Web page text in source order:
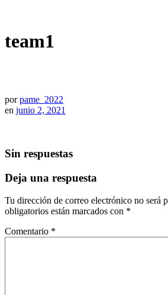
team1
porpame_2022
en junio 2, 2021
Sin respuestas
Deja una respuesta
Tu dirección de correo electrónico no será
obligatorios están marcados con *
Comentario *